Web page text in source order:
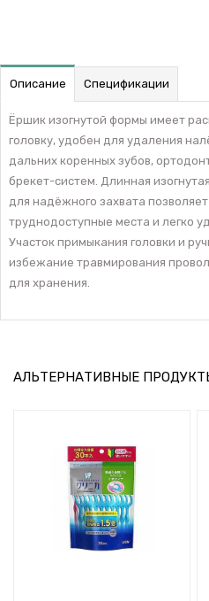
Описание Спецификации
Ёршик изогнутой формы имеет
головку, удобен для удаления
дальних коренных зубов,
брекет-систем. Длинная
для надёжного захвата
труднодоступные места и легко
Участок примыкания головки и
избежание травмирования
для хранения.
АЛЬТЕРНАТИВНЫЕ